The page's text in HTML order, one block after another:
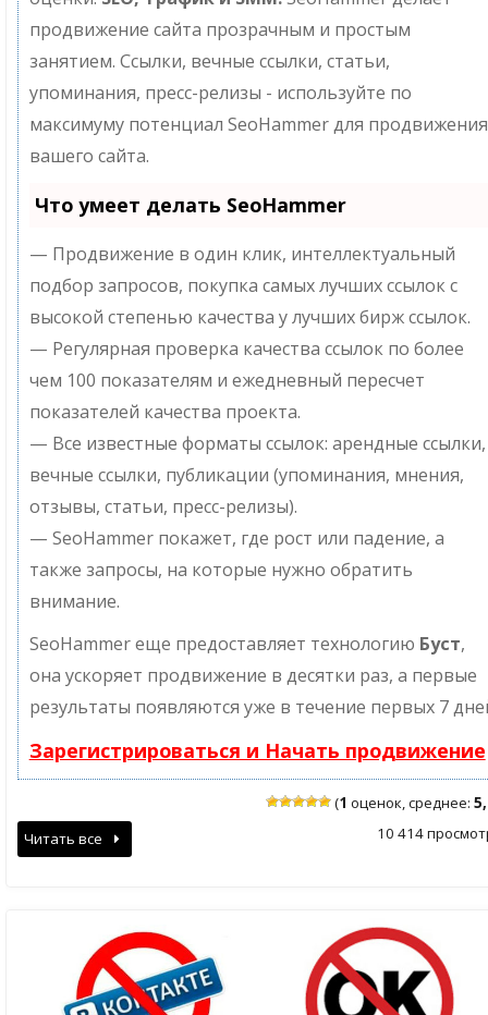
продвижение сайта прозрачным и простым
занятием. Ссылки, вечные ссылки, статьи,
упоминания, пресс-релизы - используйте по
максимуму потенциал SeoHammer для продвижения
вашего сайта.
Что умеет делать SeoHammer
— Продвижение в один клик, интеллектуальный
подбор запросов, покупка самых лучших ссылок с
высокой степенью качества у лучших бирж ссылок.
— Регулярная проверка качества ссылок по более
чем 100 показателям и ежедневный пересчет
показателей качества проекта.
— Все известные форматы ссылок: арендные ссылки,
вечные ссылки, публикации (упоминания, мнения,
отзывы, статьи, пресс-релизы).
— SeoHammer покажет, где рост или падение, а
также запросы, на которые нужно обратить
внимание.
SeoHammer еще предоставляет технологию Буст,
она ускоряет продвижение в десятки раз, а первые
результаты появляются уже в течение первых 7
Зарегистрироваться и Начать продвижение
(1 оценок, среднее:
10 414
Читать все